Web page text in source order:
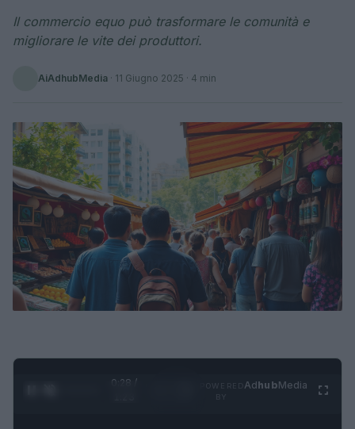
Il commercio equo può trasformare le comunità e
migliorare le vite dei produttori.
AiAdhubMedia · 11 Giugno 2025 · 4 min
0:29 /
AdhubMedia